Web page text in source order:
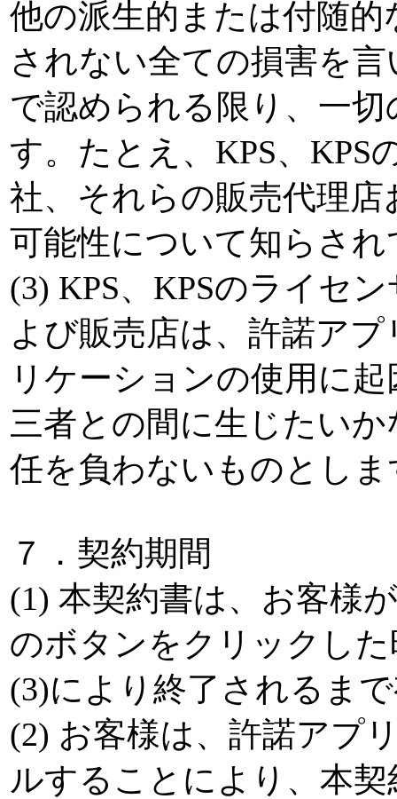
他の派生的または付随
されない全ての損害を
で認められる限り、一
す。たとえ、KPS、KPS
社、それらの販売代理
可能性について知らさ
(3) KPS、KPSのライセ
よび販売店は、許諾ア
リケーションの使用に
三者との間に生じたい
任を負わないものとしま
７．契約期間
(1) 本契約書は、お客様
のボタンをクリックし
(3)により終了されるま
(2) お客様は、許諾アプ
ルすることにより、本